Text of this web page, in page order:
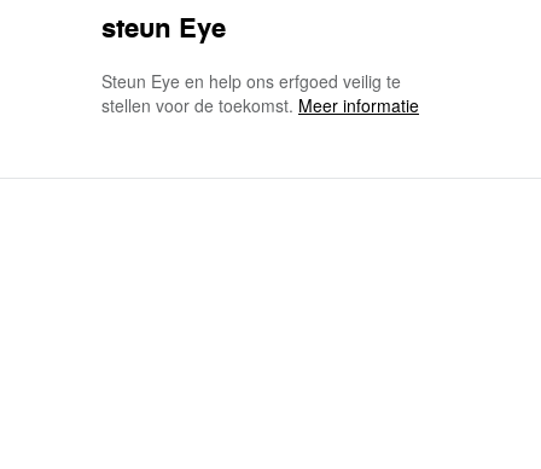
steun Eye
Steun Eye en help ons erfgoed veilig te
stellen voor de toekomst. Meer informatie